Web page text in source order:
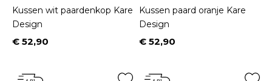
Kussen wit paardenkop Kare
Design
Prijs
€ 52,90
Kussen paard oranje Kare
Design
Prijs
€ 52,90